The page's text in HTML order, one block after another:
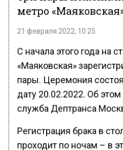
метро
21 февраля 2022, 10:25
С начала этого года на
«Маяковская»
пары. Церемония
дату 20.02.2022. Об
служба Дептранса
Регистрация брака в
проходит по ночам – в